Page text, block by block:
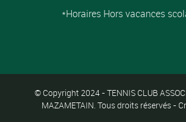
*Horaires Hors vacances
© Copyright 2024 - TENNIS CLUB
MAZAMETAIN. Tous droits réservés -